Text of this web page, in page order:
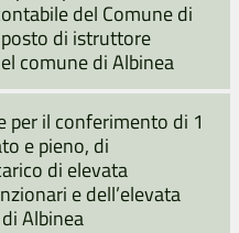
del Comune di
di istruttore
comune di Albinea
per il conferimento di 1
e pieno, di
di elevata
e dell’elevata
Albinea